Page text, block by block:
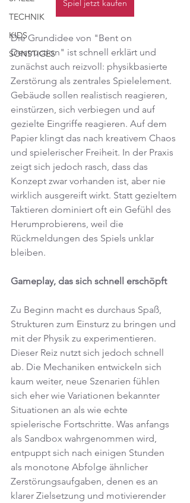
TECHNIK
KIDS
SONSTIGES
Spiel jetzt kaufen
Die Grundidee von "Bent on
Destruction" ist schnell erklärt und
zunächst auch reizvoll: physikbasierte
Zerstörung als zentrales Spielelement.
Gebäude sollen realistisch reagieren,
einstürzen, sich verbiegen und auf
gezielte Eingriffe reagieren. Auf dem
Papier klingt das nach kreativem Chaos
und spielerischer Freiheit. In der Praxis
zeigt sich jedoch rasch, dass das
Konzept zwar vorhanden ist, aber nie
wirklich ausgereift wirkt. Statt gezieltem
Taktieren dominiert oft ein Gefühl des
Herumprobierens, weil die
Rückmeldungen des Spiels unklar
bleiben.
Gameplay, das sich schnell erschöpft
Zu Beginn macht es durchaus Spaß,
Strukturen zum Einsturz zu bringen und
mit der Physik zu experimentieren.
Dieser Reiz nutzt sich jedoch schnell
ab. Die Mechaniken entwickeln sich
kaum weiter, neue Szenarien fühlen
sich eher wie Variationen bekannter
Situationen an als wie echte
spielerische Fortschritte. Was anfangs
als Sandbox wahrgenommen wird,
entpuppt sich nach einigen Stunden
als monotone Abfolge ähnlicher
Zerstörungsaufgaben, denen es an
klarer Zielsetzung und motivierender